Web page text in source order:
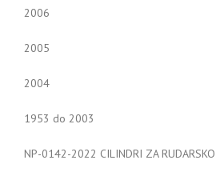
2006
2005
2004
1953 do 2003
NP-0142-2022 CILINDRI ZA